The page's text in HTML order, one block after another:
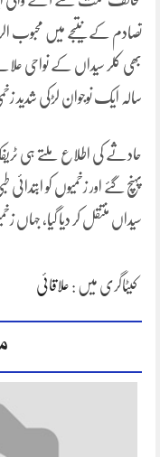
تصادم کے نتیجے میں محبوب
سالہ ایک نوجوان لڑکی شدید
حادثے کی اطلاع ملتے ہی
پہنچ گئے اور زخمیوں کو
سیداں منتقل کر دیا گیا، جہاں
کیٹاگری میں : علاقائی